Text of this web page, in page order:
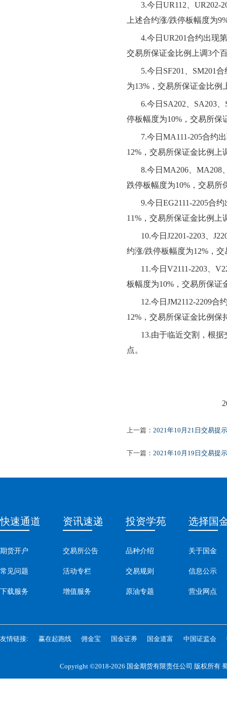
3.今日 UR112、UR202-
上述合约涨/跌停板幅度为9
4.今日 UR201合约出现第
交易所保证金比例
上调3个
5.今日 SF201、SM201合
为13%，交易所保证金比例
6.今日 SA202、SA203、
停板幅度为10%，交易所保
7.今日 MA111-205合约
12%，交易所保证金比例 上
8.今日 MA206、MA208
跌停板幅度为10%，交易所
9.今日 EG2111-2205合约
11%，交易所保证金比例 上
10.今日 J2201-2203、
约涨/跌停板幅度为12%，交
11 .今日 V2111-2203、
板幅度为10%，交易所保证
12.今日 JM2112-2209合
12%，交易所保证金比例保
13.由于临近交割，根
点。
2021
上一篇： 2021年10月21日交易提示
下一篇： 2021年10月19日交易提示
快速通道
期货开户
常见问题
下载服务
资讯速递
交易所公告
活动专栏
增值服务
投资学苑
品种介绍
交易规则
原油专题
选择国
关于国金
信息公示
营业网点
友情链接: 赢在起跑线 佣金宝 国金证券 国金道富 中国证监会
Copyright ©2018-2026 国金期货有限责任公司 版权所有